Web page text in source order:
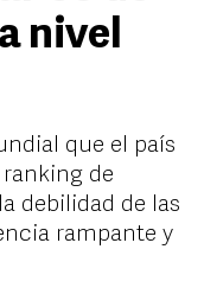
nivel
que el país
de
debilidad de las
rampante y